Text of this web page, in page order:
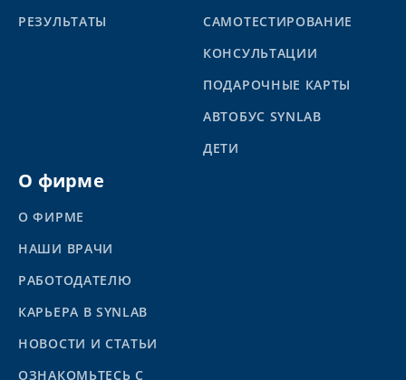
PЕЗУЛЬТАТЫ
САМОТЕСТИРОВАНИЕ
КОНСУЛЬТАЦИИ
ПОДАРОЧНЫЕ КАРТЫ
АВТОБУС SYNLAB
ДЕТИ
О фирме
О ФИРМЕ
НАШИ ВРАЧИ
РАБОТОДАТЕЛЮ
КАРЬЕРА В SYNLAB
НОВОСТИ И СТАТЬИ
ОЗНАКОМЬТЕСЬ С